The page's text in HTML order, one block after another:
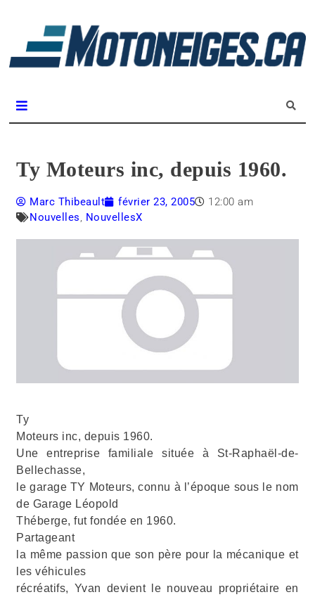
Ty Moteurs inc, depuis 1960.
Marc Thibeault février 23, 2005
12:00 am
Nouvelles, NouvellesX
Ty
Moteurs inc, depuis 1960.
Une entreprise familiale située à St-Raphaël-de-
Bellechasse,
le garage TY Moteurs, connu à l’époque sous le nom
de Garage Léopold
Théberge, fut fondée en 1960.
Partageant
la même passion que son père pour la mécanique et
les véhicules
récréatifs, Yvan devient le nouveau propriétaire en